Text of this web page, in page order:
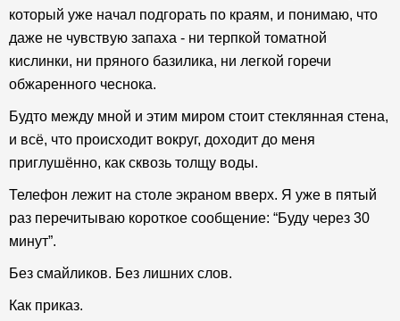
который уже начал подгорать по краям, и понимаю, что
даже не чувствую запаха - ни терпкой томатной
кислинки, ни пряного базилика, ни легкой горечи
обжаренного чеснока.
Будто между мной и этим миром стоит стеклянная стена,
и всё, что происходит вокруг, доходит до меня
приглушённо, как сквозь толщу воды.
Телефон лежит на столе экраном вверх. Я уже в пятый
раз перечитываю короткое сообщение: “Буду через 30
минут”.
Без смайликов. Без лишних слов.
Как приказ.